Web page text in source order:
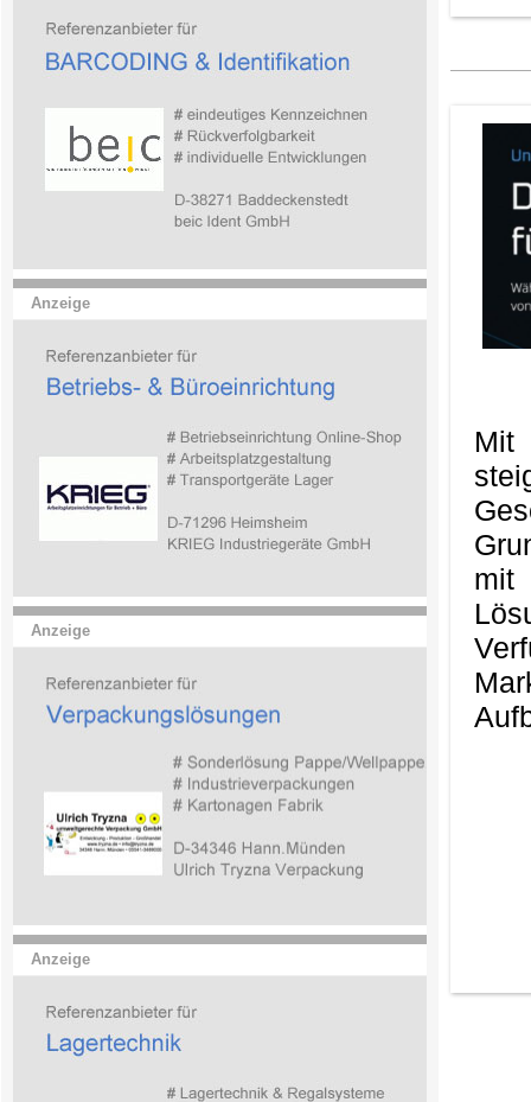
Anzeige
Anzeige
Anzeige
Mit
mit